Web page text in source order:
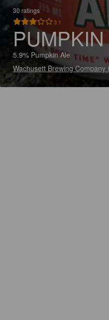
30 ratings
3.1
5.9% Pumpkin Ale
Wachusett Brewing Company